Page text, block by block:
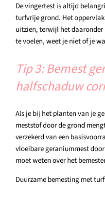
De vingertest is altijd
turfvrije grond. Het
uitzien, terwijl het
te voelen, weet je niet of je
Tip 3: Bemest
halfschaduw
Als je bij het planten van je
meststof door de grond
verzekerd van een
vloeibare geraniummest
moet weten over het
Duurzame bemesting met